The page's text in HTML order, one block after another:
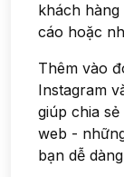
khách
cáo hoặc
Thêm vào
Instagram
giúp chia
web -
bạn dễ